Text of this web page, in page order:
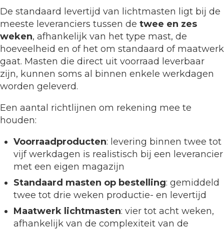
De standaard levertijd van lichtmasten ligt bij de
meeste leveranciers tussen de twee en zes
weken, afhankelijk van het type mast, de
hoeveelheid en of het om standaard of maatwerk
gaat. Masten die direct uit voorraad leverbaar
zijn, kunnen soms al binnen enkele werkdagen
worden geleverd.
Een aantal richtlijnen om rekening mee te
houden:
Voorraadproducten: levering binnen twee tot
vijf werkdagen is realistisch bij een leverancier
met een eigen magazijn
Standaard masten op bestelling: gemiddeld
twee tot drie weken productie- en levertijd
Maatwerk lichtmasten: vier tot acht weken,
afhankelijk van de complexiteit van de